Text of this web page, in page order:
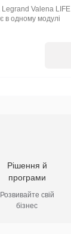
Legrand Valena LIFE
в одному модулі
Рішення й
програми
Розвивайте свій
бізнес